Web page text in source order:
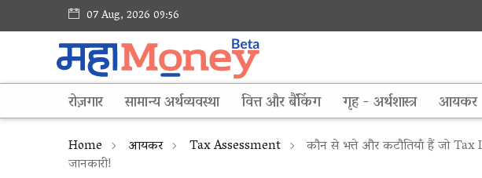
07 Aug, 2026 09:56
रोज़गार सामान्य अर्थव्यवस्था वित्त और बैंकिंग गृह - अर्थशास्त्र आयकर
Home आयकर Tax Assessment कौन से भत्ते और कटौतियाँ हैं जो
जानकारी!